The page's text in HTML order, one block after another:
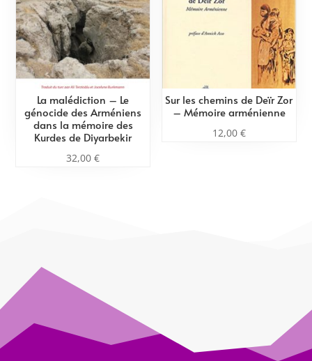
La malédiction – Le
génocide des Arméniens
dans la mémoire des
Kurdes de Diyarbekir
32,00€
Sur les chemins de Deïr Zor
– Mémoire arménienne
12,00 €